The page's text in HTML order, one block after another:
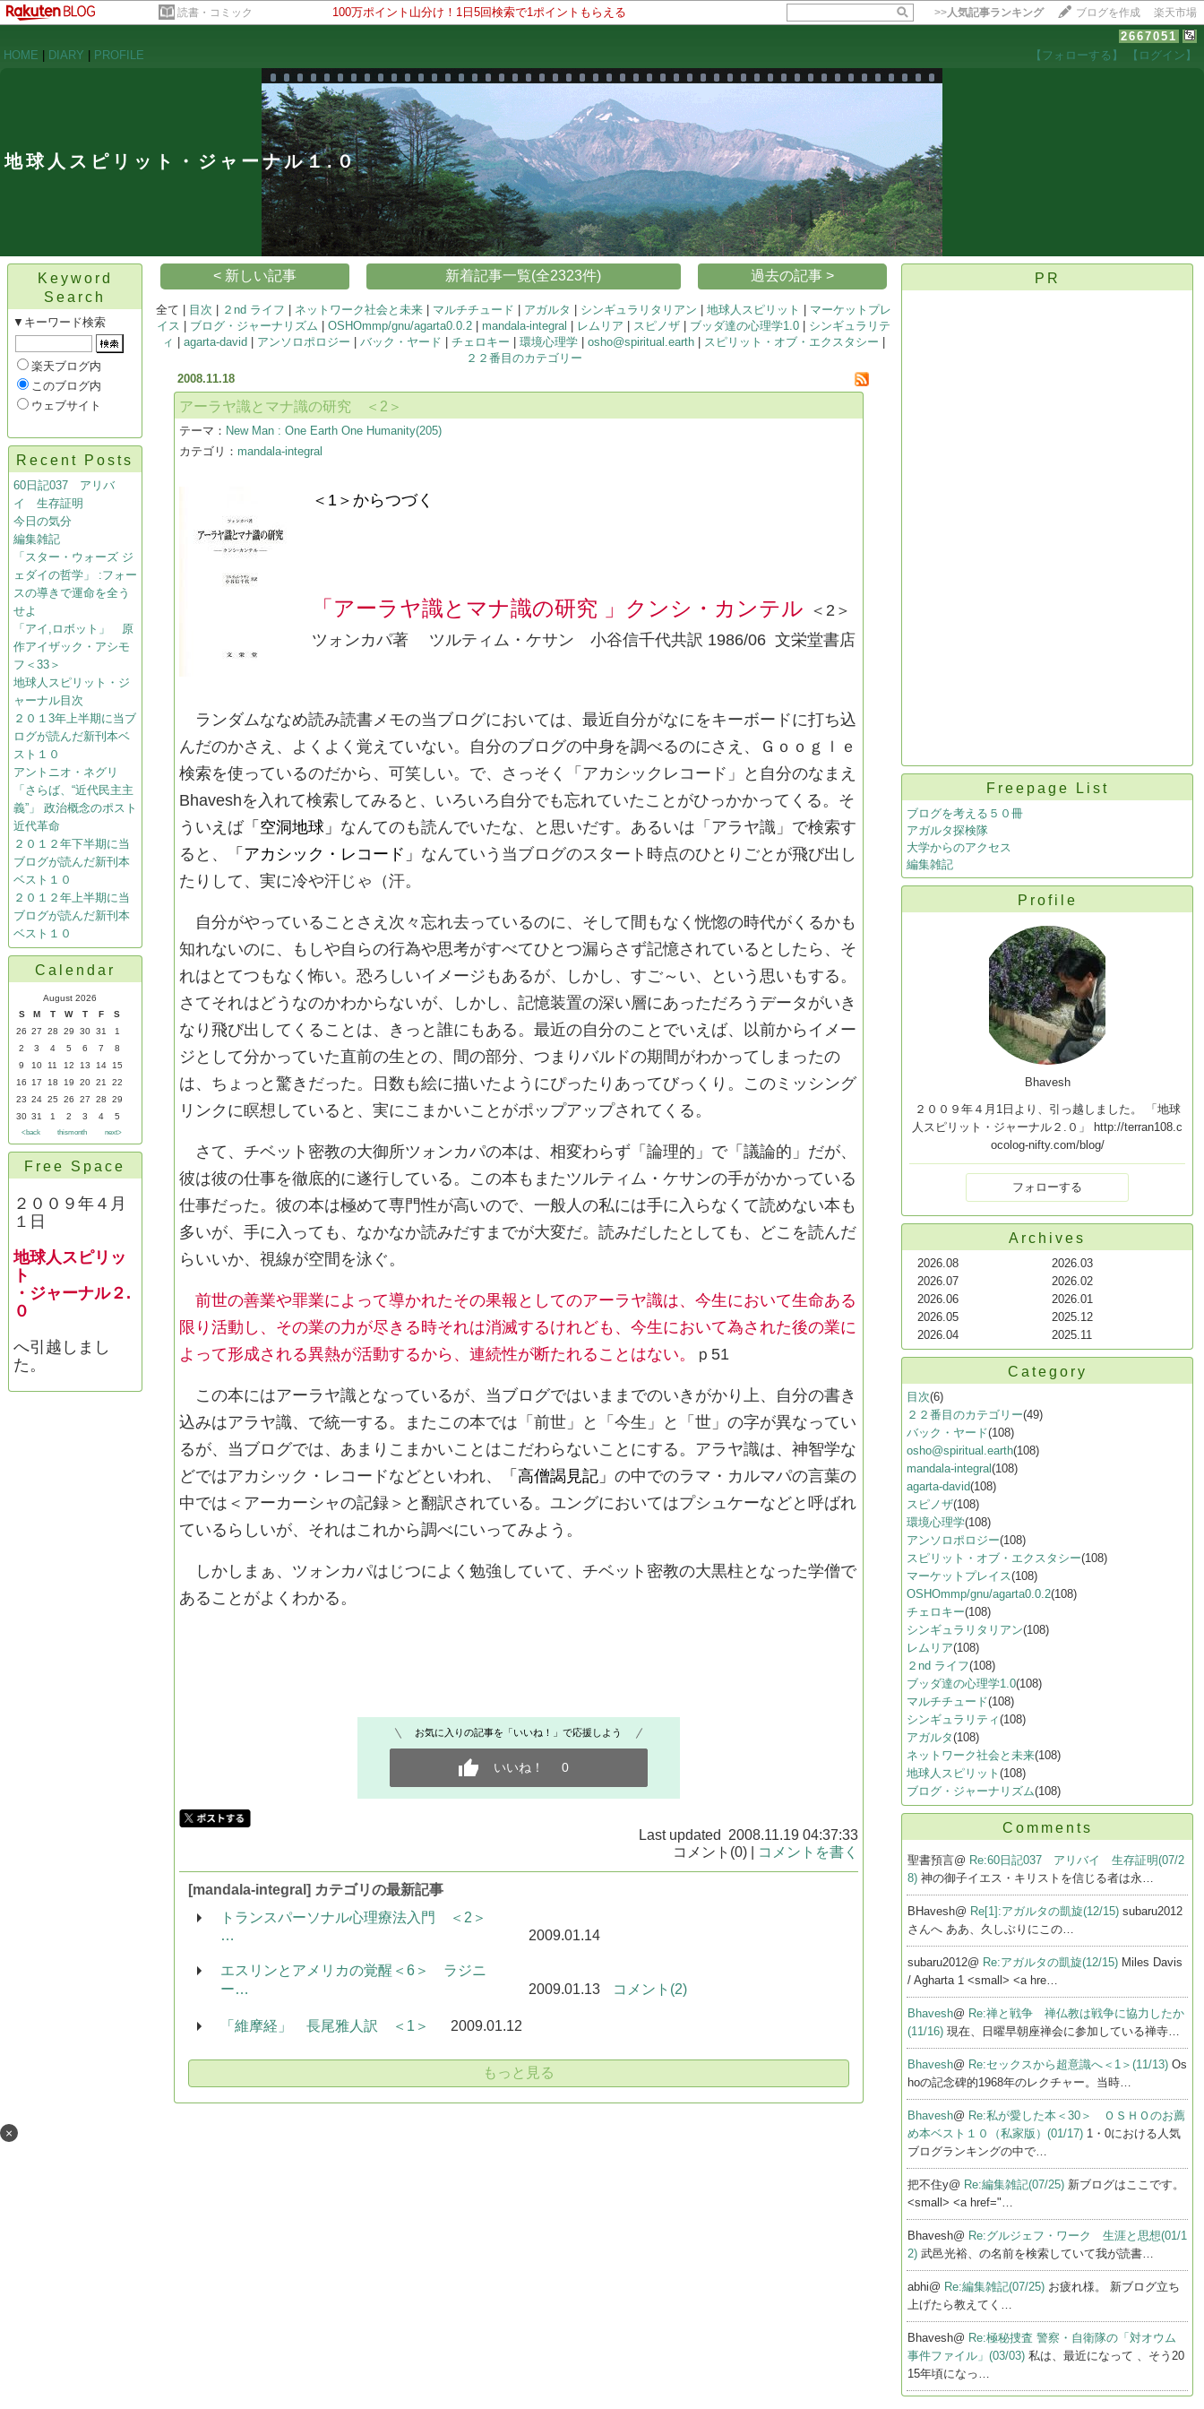
読書・コミック 100万ポイント山分け！1日5回検索で1ポイントもらえる >>人気記事ランキング ブログを作成 楽天市場
2667051
HOME
DIARY PROFILE 【フォローする】 【ログイン】
地球人スピリット・ジャーナル１.０
Keyword
Search
▼キーワード検索
楽天ブログ内
このブログ内
ウェブサイト
Recent Posts
60日記037 アリバ
イ 生存証明
今日の気分
編集雑記
「スター・ウォーズ ジ
ェダイの哲学」 :フォー
スの導きで運命を全う
せよ
「アイ,ロボット」 原
作アイザック・アシモ
フ＜33＞
地球人スピリット・ジ
ャーナル目次
２０１3年上半期に当ブ
ログが読んだ新刊本ベ
スト１０
アントニオ・ネグリ
「さらば、“近代民主主
義”」 政治概念のポスト
近代革命
２０１２年下半期に当
ブログが読んだ新刊本
ベスト１０
２０１２年上半期に当
ブログが読んだ新刊本
ベスト１０
Calendar
August 2026
S
M T W T F
S
26 27 28 29 30 31
1
2
3 4 5 6 7
8
9
10 11 12 13 14
15
16
17 18 19 20 21
22
23 24 25 26 27 28
29
30 31 1 2 3 4 5
<back thismonth next>
Free Space
２００９年４月
１日
地球人スピリッ
ト
・ジャーナル２.
０
へ引越しまし
た。
< 新しい記事 新着記事一覧(全2323件) 過去の記事 >
全て | 目次 ２nd ライフ ネットワーク社会と未来 マルチチュード アガルタ シンギュラリタリアン 地球人スピリット
マーケットプレ
イス
ブログ・ジャーナリズム OSHOmmp/gnu/agarta0.0.2 mandala-integral レムリア スピノザ ブッダ達の心理学1.0
シンギュラリテ
ィ
agarta-david アンソロポロジー バック・ヤード チェロキー 環境心理学 osho@spiritual.earth スピリット・オブ・エクスタシー
２２番目のカテゴリー
2008.11.18
アーラヤ識とマナ識の研究 ＜2＞
テーマ： New Man : One Earth One Humanity(205)
カテゴリ： mandala-integral
＜1＞からつづく
「アーラヤ識とマナ識の研究 」クンシ・カンテル ＜2＞
ツォンカパ著 ツルティム・ケサン 小谷信千代共訳 1986/06 文栄堂書店
ランダムななめ読み読書メモの当ブログにおいては、最近自分がなにをキーボードに打ち込
んだのかさえ、よくよく覚えていない。自分のブログの中身を調べるのにさえ、Ｇｏｏｇｌｅ
検索を使っているのだから、可笑しい。で、さっそく「アカシックレコード」と自分のなまえ
Bhaveshを入れて検索してみると、いろいろ自分でも忘れていたことがひっかかってくる。そ
ういえば「空洞地球」 なんてのも読んでいたな、と思いだす。あるいは「アラヤ識」で検索す
ると、
「アカシック・レコード」 なんていう当ブログのスタート時点のひとりごとが飛び出し
たりして、実に冷や汗じゃ（汗。
自分がやっていることさえ次々忘れ去っているのに、そして間もなく恍惚の時代がくるかも
知れないのに、もしや自らの行為や思考がすべてひとつ漏らさず記憶されているとしたら、そ
れはとてつもなく怖い。恐ろしいイメージもあるが、しかし、すご～い、という思いもする。
さてそれはどうなのかわからないが、しかし、記憶装置の深い層にあっただろうデータがいき
なり飛び出してくることは、きっと誰にもある。最近の自分のことでいえば、以前からイメー
ジとして分かっていた直前の生との、間の部分、つまりバルドの期間がわかってしまったの
は、ちょっと驚きだった。日数も絵に描いたようにぴったりあってびっくり。このミッシング
リンクに瞑想していると、実にこまかいことがポップアップされてくる。
さて、チベット密教の大御所ツォンカパの本は、相変わらず「論理的」で「議論的」だが、
彼は彼の仕事を徹底的に遂行している。この本もまたツルティム・ケサンの手がかかっている
仕事だった。彼の本は極めて専門性が高いので、一般人の私には手に入らなくて読めない本も
多いが、手に入っても、なかなか読みだすまでが大変だ。読みだしたとしても、どこを読んだ
らいいか、視線が空間を泳ぐ。
前世の善業や罪業によって導かれたその果報としてのアーラヤ識は、今生において生命ある
限り活動し、その業の力が尽きる時それは消滅するけれども、今生において為された後の業に
よって形成される異熱が活動するから、連続性が断たれることはない。
ｐ51
この本にはアーラヤ識となっているが、当ブログではいままでのいきがかり上、自分の書き
込みはアラヤ識、で統一する。またこの本では「前世」と「今生」と「世」の字が異なってい
るが、当ブログでは、あまりこまかいことはこだわらないことにする。アラヤ識は、神智学な
どではアカシック・レコードなどといわれ、
「高僧謁見記」 の中でのラマ・カルマパの言葉の
中では＜アーカーシャの記録＞と翻訳されている。ユングにおいてはプシュケーなどと呼ばれ
ているらしいが、それはこれから調べにいってみよう。
しかしまぁ、ツォンカパはじつによく勉強していて、チベット密教の大黒柱となった学僧で
あることがよくわかる。
お気に入りの記事を「いいね！」で応援しよう
いいね！ 0
Last updated 2008.11.19 04:37:33
コメント(0) |
コメントを書く
[mandala-integral] カテゴリの最新記事
トランスパーソナル心理療法入門 ＜2＞
…
2009.01.14
エスリンとアメリカの覚醒＜6＞ ラジニ
ー…
2009.01.13 コメント(2)
「維摩経」 長尾雅人訳 ＜1＞ 2009.01.12
もっと見る
PR
×
Freepage List
ブログを考える５０冊
アガルタ探検隊
大学からのアクセス
編集雑記
Profile
Bhavesh
２００９年４月1日より、引っ越しました。 「地球
人スピリット・ジャーナル２.０」 http://terran108.c
ocolog-nifty.com/blog/
フォローする
Archives
2026.08
2026.07
2026.06
2026.05
2026.04
2026.03
2026.02
2026.01
2025.12
2025.11
Category
目次(6)
２２番目のカテゴリー(49)
バック・ヤード(108)
osho@spiritual.earth(108)
mandala-integral(108)
agarta-david(108)
スピノザ(108)
環境心理学(108)
アンソロポロジー(108)
スピリット・オブ・エクスタシー(108)
マーケットプレイス(108)
OSHOmmp/gnu/agarta0.0.2(108)
チェロキー(108)
シンギュラリタリアン(108)
レムリア(108)
２nd ライフ(108)
ブッダ達の心理学1.0(108)
マルチチュード(108)
シンギュラリティ(108)
アガルタ(108)
ネットワーク社会と未来(108)
地球人スピリット (108)
ブログ・ジャーナリズム(108)
Comments
聖書預言@ Re:60日記037 アリバイ 生存証明(07/2
8) 神の御子イエス・キリストを信じる者は永…
BHavesh@ Re[1]:アガルタの凱旋(12/15) subaru2012
さんへ ああ、久しぶりにこの…
subaru2012@ Re:アガルタの凱旋(12/15) Miles Davis
/ Agharta 1 <small> <a hre…
Bhavesh@ Re:禅と戦争 禅仏教は戦争に協力したか
(11/16) 現在、日曜早朝座禅会に参加している禅寺…
Bhavesh@ Re:セックスから超意識へ＜1＞(11/13) Os
hoの記念碑的1968年のレクチャー。当時…
Bhavesh@ Re:私が愛した本＜30＞ ＯＳＨＯのお薦
め本ベスト１０（私家版）(01/17) 1・0における人気
ブログランキングの中で…
把不住y@ Re:編集雑記(07/25) 新ブログはここです。
<small> <a href="…
Bhavesh@ Re:グルジェフ・ワーク 生涯と思想(01/1
2) 武邑光裕、の名前を検索していて我が読書…
abhi@ Re:編集雑記(07/25) お疲れ様。 新ブログ立ち
上げたら教えてく…
Bhavesh@ Re:極秘捜査 警察・自衛隊の「対オウム
事件ファイル」(03/03) 私は、最近になって 、そう20
15年頃になっ…